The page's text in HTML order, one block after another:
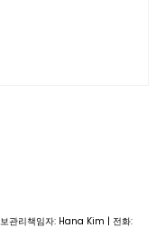
관리책임자: Hana Kim | 전화: